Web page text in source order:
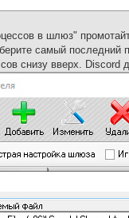
в шлюз"
самый последний
снизу вверх. Discord